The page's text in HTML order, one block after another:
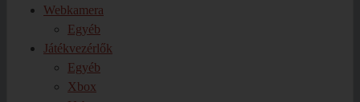
Webkamera
Egyéb
Játékvezérlők
Egyéb
Xbox